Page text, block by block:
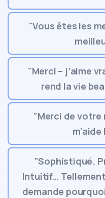
"Vous êtes les
"Merci – j’aime
rend la vie
"Merci de votre
m'aide
"Sophistiqué.
Intuitif…
demande